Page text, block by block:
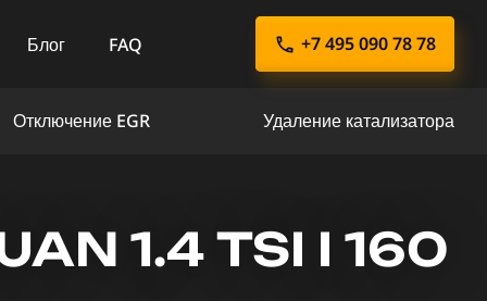
Блог FAQ +7 495 090 78 78
Отключение EGR Удаление катализатора
1.4 TSI I 160